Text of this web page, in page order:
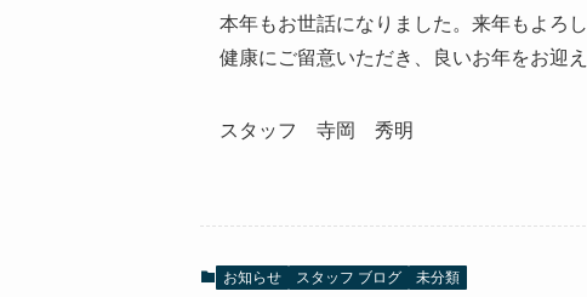
本年もお世話になりました。来年もよろ
健康にご留意いただき、良いお年をお迎
スタッフ 寺岡 秀明
お知らせ スタッフ ブログ 未分類